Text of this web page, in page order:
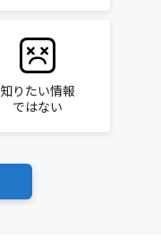
知りたい情報
ではない